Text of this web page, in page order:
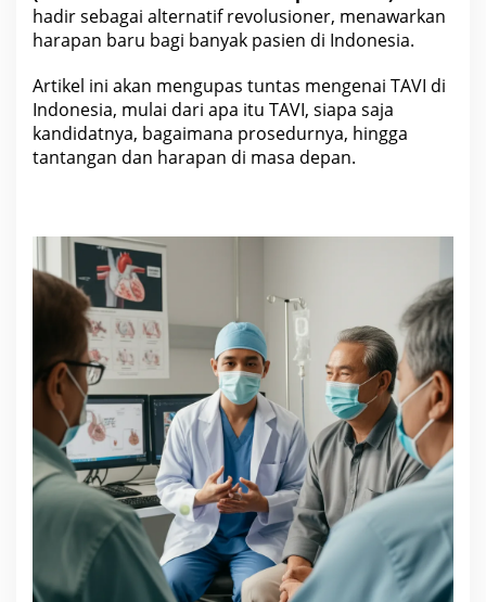
hadir sebagai alternatif revolusioner, menawarkan
harapan baru bagi banyak pasien di Indonesia.
Artikel ini akan mengupas tuntas mengenai TAVI di
Indonesia, mulai dari apa itu TAVI, siapa saja
kandidatnya, bagaimana prosedurnya, hingga
tantangan dan harapan di masa depan.